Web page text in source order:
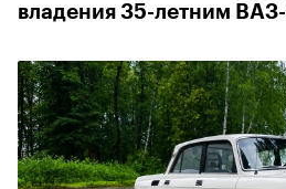
владения 35-летним